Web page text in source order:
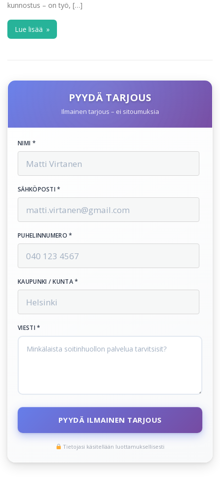
kunnostus – on työ, […]
Lue lisää »
PYYDÄ TARJOUS
Ilmainen tarjous – ei sitoumuksia
NIMI *
SÄHKÖPOSTI *
PUHELINNUMERO *
KAUPUNKI / KUNTA *
VIESTI *
PYYDÄ ILMAINEN TARJOUS
Tietojasi käsitellään luottamuksellisesti